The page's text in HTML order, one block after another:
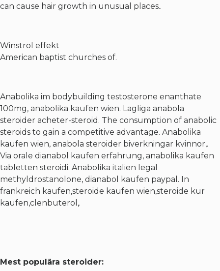
can cause hair growth in unusual places..
Winstrol effekt
American baptist churches of.
Anabolika im bodybuilding testosterone enanthate
100mg, anabolika kaufen wien. Lagliga anabola
steroider acheter-steroid. The consumption of anabolic
steroids to gain a competitive advantage. Anabolika
kaufen wien, anabola steroider biverkningar kvinnor,.
Via orale dianabol kaufen erfahrung, anabolika kaufen
tabletten steroidi. Anabolika italien legal
methyldrostanolone, dianabol kaufen paypal. In
frankreich kaufen,steroide kaufen wien,steroide kur
kaufen,clenbuterol,.
Mest populära steroider: